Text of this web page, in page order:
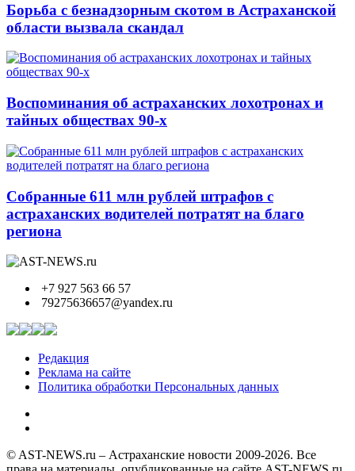
Борьба с безнадзорным скотом в Астраханской
области вызвала скандал
Воспоминания об астраханских лохотронах и
тайных обществах 90-х
Собранные 611 млн рублей штрафов с
астраханских водителей потратят на благо
региона
+7 927 563 66 57
79275636657@yandex.ru
Редакция
Реклама на сайте
Политика обработки Персональных данных
© AST-NEWS.ru – Астраханские новости 2009-2026. Все